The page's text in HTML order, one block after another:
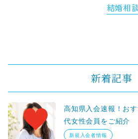
結婚相
新着記事
高知県入会速報！お
代女性会員をご紹介
新規入会者情報